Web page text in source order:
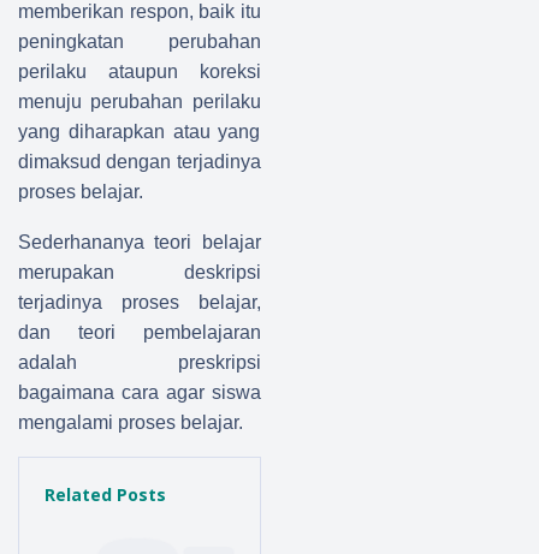
memberikan respon, baik itu
peningkatan perubahan
perilaku ataupun koreksi
menuju perubahan perilaku
yang diharapkan atau yang
dimaksud dengan terjadinya
proses belajar.
Sederhananya teori belajar
merupakan deskripsi
terjadinya proses belajar,
dan teori pembelajaran
adalah preskripsi
bagaimana cara agar siswa
mengalami proses belajar.
Related Posts